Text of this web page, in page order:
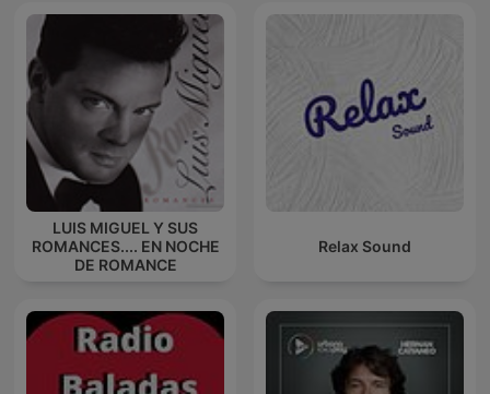
LUIS MIGUEL Y SUS
ROMANCES.... EN NOCHE
DE ROMANCE
Relax Sound